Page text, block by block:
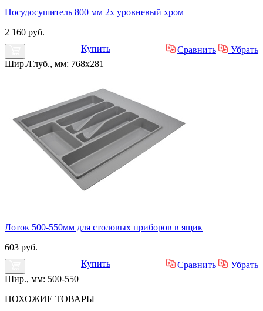
Посудосушитель 800 мм 2х уровневый хром
2 160 руб.
Купить
Сравнить
Убрать
Шир./Глуб., мм: 768x281
Лоток 500-550мм для столовых приборов в ящик
603 руб.
Купить
Сравнить
Убрать
Шир., мм: 500-550
ПОХОЖИЕ ТОВАРЫ